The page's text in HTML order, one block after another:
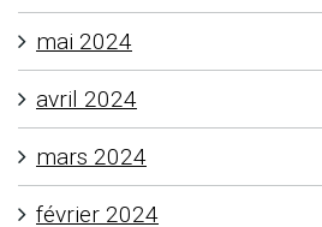
mai 2024
avril 2024
mars 2024
février 2024